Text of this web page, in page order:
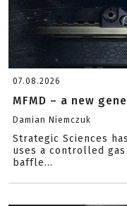
07.08.2026
MFMD – a new
Damian Niemczuk
Strategic Sciences
uses a controlled
baffle...